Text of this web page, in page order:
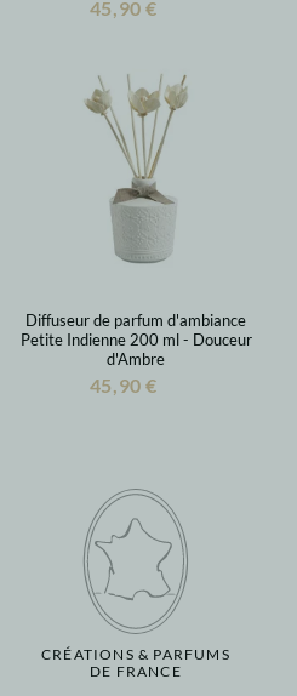
45,90 €
Diffuseur de parfum d'ambiance
Petite Indienne 200 ml - Douceur
d'Ambre
45,90 €
CRÉATIONS & PARFUMS
DE FRANCE